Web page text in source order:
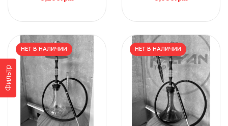
Фильтр
НЕТ В НАЛИЧИИ НЕТ В НАЛИЧИИ